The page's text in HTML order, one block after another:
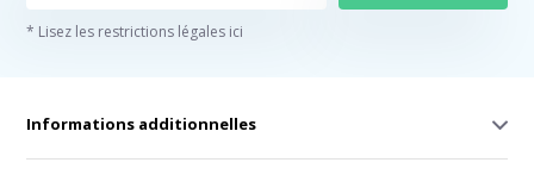
* Lisez les restrictions légales ici
Informations additionnelles